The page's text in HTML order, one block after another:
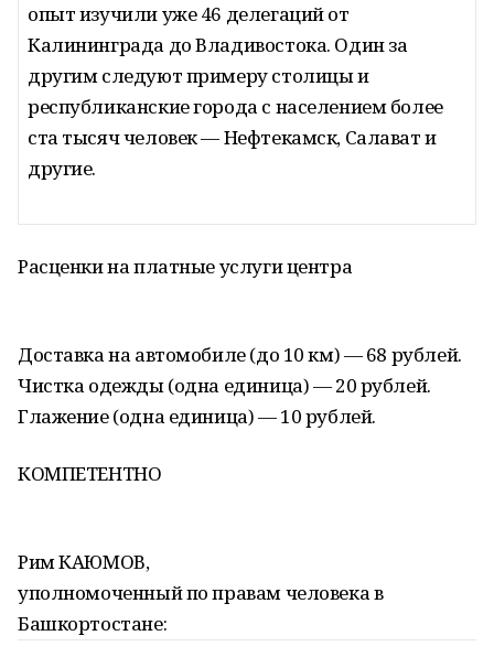
опыт изучили уже 46 делегаций от
Калининграда до Владивостока. Один за
другим следуют примеру столицы и
республиканские города с населением более
ста тысяч человек — Нефтекамск, Салават и
другие.
Расценки на платные услуги центра
Доставка на автомобиле (до 10 км) — 68 рублей.
Чистка одежды (одна единица) — 20 рублей.
Глажение (одна единица) — 10 рублей.
КОМПЕТЕНТНО
Рим КАЮМОВ,
уполномоченный по правам человека в
Башкортостане: